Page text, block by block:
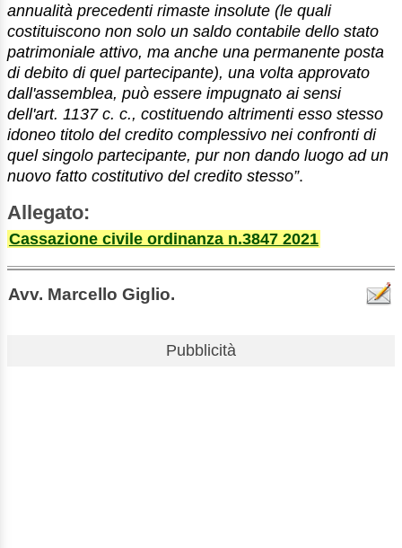
annualità precedenti rimaste insolute (le quali
costituiscono non solo un saldo contabile dello stato
patrimoniale attivo, ma anche una permanente posta
di debito di quel partecipante), una volta approvato
dall'assemblea, può essere impugnato ai sensi
dell'art. 1137 c. c., costituendo altrimenti esso stesso
idoneo titolo del credito complessivo nei confronti di
quel singolo partecipante, pur non dando luogo ad un
nuovo fatto costitutivo del credito stesso”.
Allegato:
Cassazione civile ordinanza n.3847 2021
Avv. Marcello Giglio.
Pubblicità